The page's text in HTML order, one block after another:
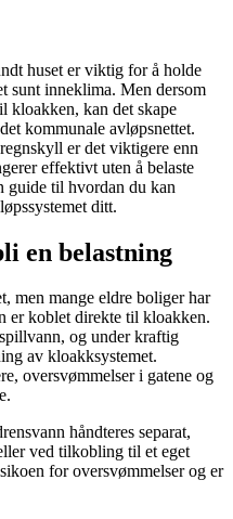
huset er viktig for å holde
sunt inneklima. Men dersom
kloakken, kan det skape
kommunale avløpsnettet.
er det viktigere enn
effektivt uten å belaste
guide til hvordan du kan
ditt.
en belastning
men mange eldre boliger har
er koblet direkte til kloakken.
og under kraftig
av kloakksystemet.
oversvømmelser i gatene og
håndteres separat,
ved tilkobling til et eget
for oversvømmelser og er